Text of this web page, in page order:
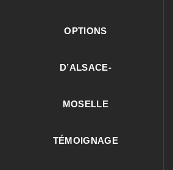
OPTIONS
D’ALSACE-
MOSELLE
TÉMOIGNAGE